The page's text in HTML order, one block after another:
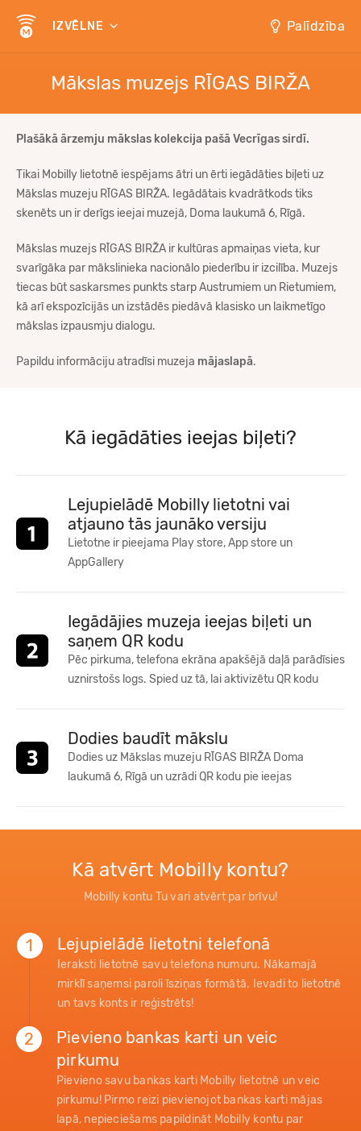
IZVĒLNE Palīdzība
Mākslas muzejs RĪGAS BIRŽA
Plašākā ārzemju mākslas kolekcija pašā Vecrīgas sirdī.
Tikai Mobilly lietotnē iespējams ātri un ērti iegādāties biļeti uz
Mākslas muzeju RĪGAS BIRŽA. Iegādātais kvadrātkods tiks
skenēts un ir derīgs ieejai muzejā, Doma laukumā 6, Rīgā.
Mākslas muzejs RĪGAS BIRŽA ir kultūras apmaiņas vieta, kur
svarīgāka par mākslinieka nacionālo piederību ir izcilība. Muzejs
tiecas būt saskarsmes punkts starp Austrumiem un Rietumiem,
kā arī ekspozīcijās un izstādēs piedāvā klasisko un laikmetīgo
mākslas izpausmju dialogu.
Papildu informāciju atradīsi muzeja mājaslapā.
Kā iegādāties ieejas biļeti?
Lejupielādē Mobilly lietotni vai
atjauno tās jaunāko versiju
Lietotne ir pieejama Play store, App store un
AppGallery
Iegādājies muzeja ieejas biļeti un
saņem QR kodu
Pēc pirkuma, telefona ekrāna apakšējā daļā parādīsies
uznirstošs logs. Spied uz tā, lai aktivizētu QR kodu
Dodies baudīt mākslu
Dodies uz Mākslas muzeju RĪGAS BIRŽA Doma
laukumā 6, Rīgā un uzrādi QR kodu pie ieejas
Kā atvērt Mobilly kontu?
Mobilly kontu Tu vari atvērt par brīvu!
1 Lejupielādē lietotni telefonā
Ieraksti lietotnē savu telefona numuru. Nākamajā
mirklī saņemsi paroli īsziņas formātā. Ievadi to lietotnē
un tavs konts ir reģistrēts!
2
Pievieno bankas karti un veic
pirkumu
Pievieno savu bankas karti Mobilly lietotnē un veic
pirkumu! Pirmo reizi pievienojot bankas karti mājas
lapā, nepieciešams papildināt Mobilly kontu par